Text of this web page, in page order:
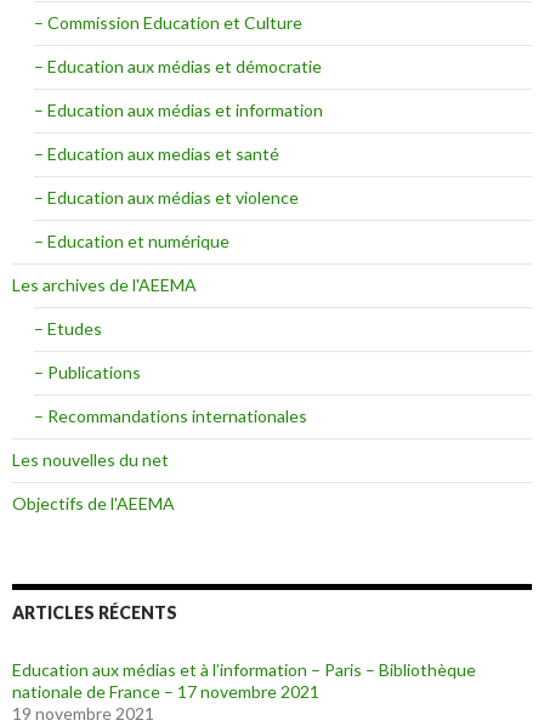
– Commission Education et Culture
– Education aux médias et démocratie
– Education aux médias et information
– Education aux medias et santé
– Education aux médias et violence
– Education et numérique
Les archives de l'AEEMA
– Etudes
– Publications
– Recommandations internationales
Les nouvelles du net
Objectifs de l'AEEMA
ARTICLES RÉCENTS
Education aux médias et à l’information – Paris – Bibliothèque
nationale de France – 17 novembre 2021
19 novembre 2021